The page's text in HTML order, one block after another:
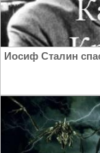
Иосиф Сталин